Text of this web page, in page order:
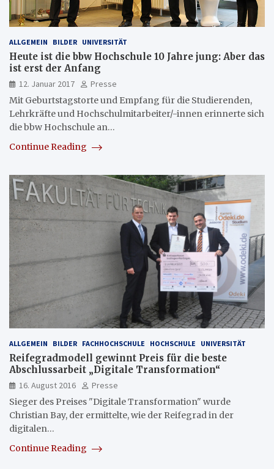
ALLGEMEIN BILDER UNIVERSITÄT
Heute ist die bbw Hochschule 10 Jahre jung: Aber das
ist erst der Anfang
12. Januar 2017
Presse
Mit Geburtstagstorte und Empfang für die Studierenden,
Lehrkräfte und Hochschulmitarbeiter/-innen erinnerte sich
die bbw Hochschule an…
Continue Reading
ALLGEMEIN BILDER FACHHOCHSCHULE HOCHSCHULE UNIVERSITÄT
Reifegradmodell gewinnt Preis für die beste
Abschlussarbeit „Digitale Transformation“
16. August 2016
Presse
Sieger des Preises "Digitale Transformation" wurde
Christian Bay, der ermittelte, wie der Reifegrad in der
digitalen…
Continue Reading